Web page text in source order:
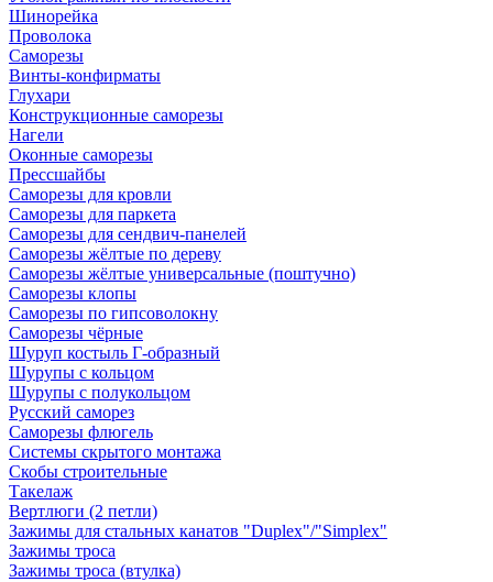
Шинорейка
Проволока
Саморезы
Винты-конфирматы
Глухари
Конструкционные саморезы
Нагели
Оконные саморезы
Прессшайбы
Саморезы для кровли
Саморезы для паркета
Саморезы для сендвич-панелей
Саморезы жёлтые по дереву
Саморезы жёлтые универсальные (поштучно)
Саморезы клопы
Саморезы по гипсоволокну
Саморезы чёрные
Шуруп костыль Г-образный
Шурупы с кольцом
Шурупы с полукольцом
Русский саморез
Саморезы флюгель
Системы скрытого монтажа
Скобы строительные
Такелаж
Вертлюги (2 петли)
Зажимы для стальных канатов "Duplex"/"Simplex"
Зажимы троса
Зажимы троса (втулка)